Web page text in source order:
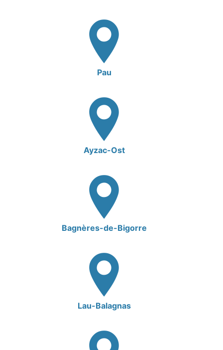
Pau
Ayzac-Ost
Bagnères-de-Bigorre
Lau-Balagnas